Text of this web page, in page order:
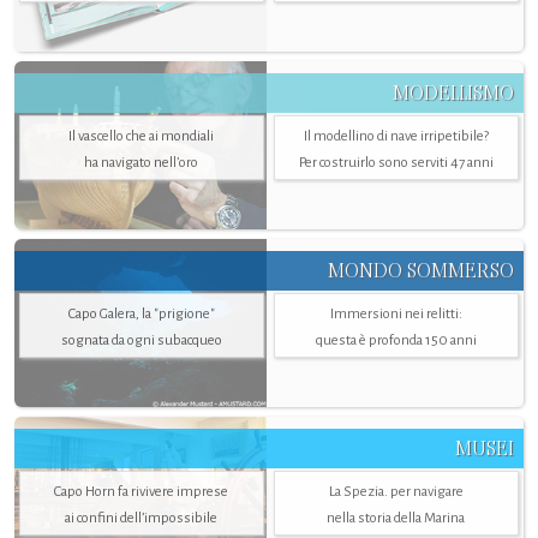
MODELLISMO
Il vascello che ai mondiali
ha navigato nell’oro
Il modellino di nave irripetibile?
Per costruirlo sono serviti 47 anni
MONDO SOMMERSO
Capo Galera, la "prigione"
sognata da ogni subacqueo
Immersioni nei relitti:
questa è profonda 150 anni
MUSEI
Capo Horn fa rivivere imprese
ai confini dell’impossibile
La Spezia. per navigare
nella storia della Marina